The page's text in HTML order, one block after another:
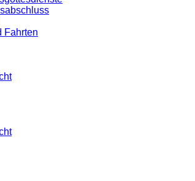
Fahrten